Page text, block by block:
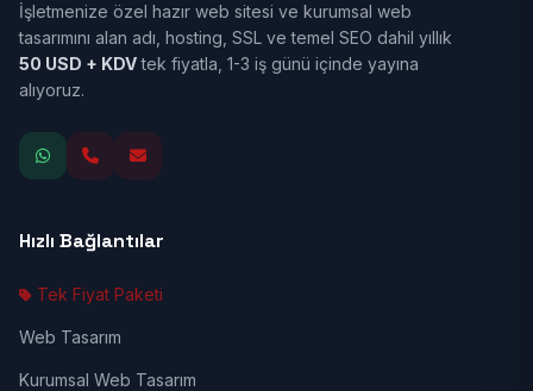
İşletmenize özel hazır web sitesi ve kurumsal web
tasarımını alan adı, hosting, SSL ve temel SEO dahil yıllık
50 USD + KDVtek fiyatla, 1-3 iş günü içinde yayına
alıyoruz.
Hızlı Bağlantılar
Tek Fiyat Paketi
Web Tasarım
Kurumsal Web Tasarım